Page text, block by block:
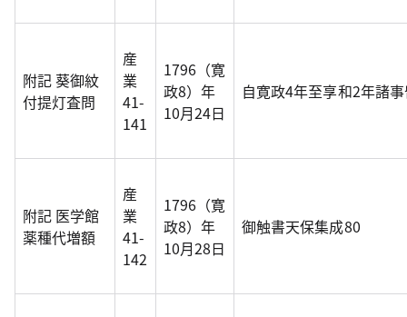
附記 葵御紋
付提灯査問
産
業
41-
141
1796（寛
政8）年
10月24日
自寛政4年至享和2年諸
附記 医学館
薬種代増額
産
業
41-
142
1796（寛
政8）年
10月28日
御触書天保集成80